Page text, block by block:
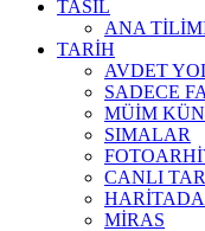
TASİL
ANA
TARİH
AVDET
SADECE
MÜİM KÜN
SIMАLAR
CANLI
MİRAS